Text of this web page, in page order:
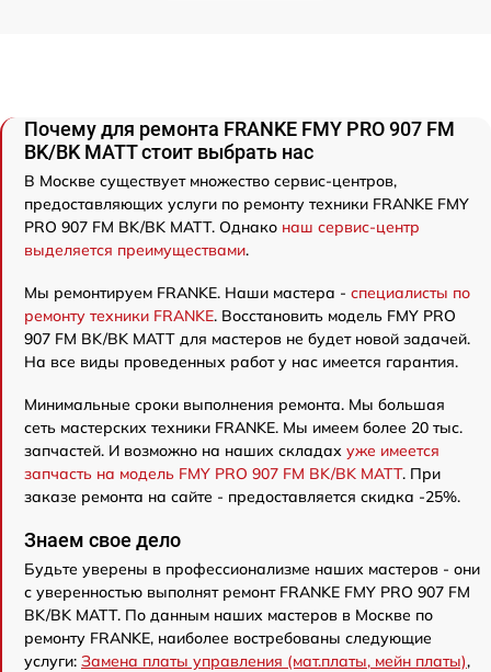
Почему для ремонта FRANKE FMY PRO 907 FM
BK/BK MATT стоит выбрать нас
В Москве существует множество сервис-центров,
предоставляющих услуги по ремонту техники FRANKE FMY
PRO 907 FM BK/BK MATT. Однако наш сервис-центр
выделяется преимуществами.
Мы ремонтируем FRANKE. Наши мастера - специалисты по
ремонту техники FRANKE. Восстановить модель FMY PRO
907 FM BK/BK MATT для мастеров не будет новой задачей.
На все виды проведенных работ у нас имеется гарантия.
Минимальные сроки выполнения ремонта. Мы большая
сеть мастерских техники FRANKE. Мы имеем более 20 тыс.
запчастей. И возможно на наших складах уже имеется
запчасть на модель FMY PRO 907 FM BK/BK MATT. При
заказе ремонта на сайте - предоставляется скидка -25%.
Знаем свое дело
Будьте уверены в профессионализме наших мастеров - они
с уверенностью выполнят ремонт FRANKE FMY PRO 907 FM
BK/BK MATT. По данным наших мастеров в Москве по
ремонту FRANKE, наиболее востребованы следующие
услуги: Замена платы управления (мат.платы, мейн платы),